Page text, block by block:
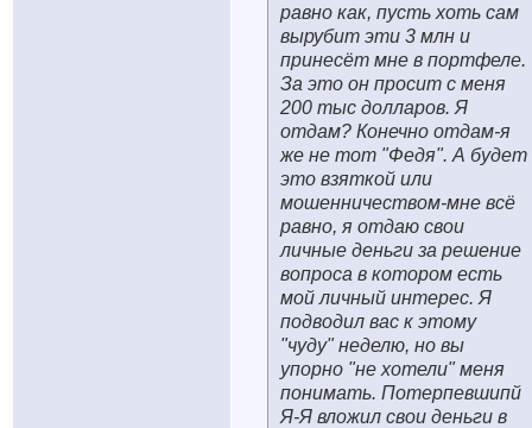
равно как, пусть хоть сам
вырубит эти 3 млн и
принесёт мне в портфеле.
За это он просит с меня
200 тыс долларов. Я
отдам? Конечно отдам-я
же не тот "Федя". А будет
это взяткой или
мошенничеством-мне всё
равно, я отдаю свои
личные деньги за решение
вопроса в котором есть
мой личный интерес. Я
подводил вас к этому
"чуду" неделю, но вы
упорно "не хотели" меня
понимать. Потерпевшипй
Я-Я вложил свои деньги в